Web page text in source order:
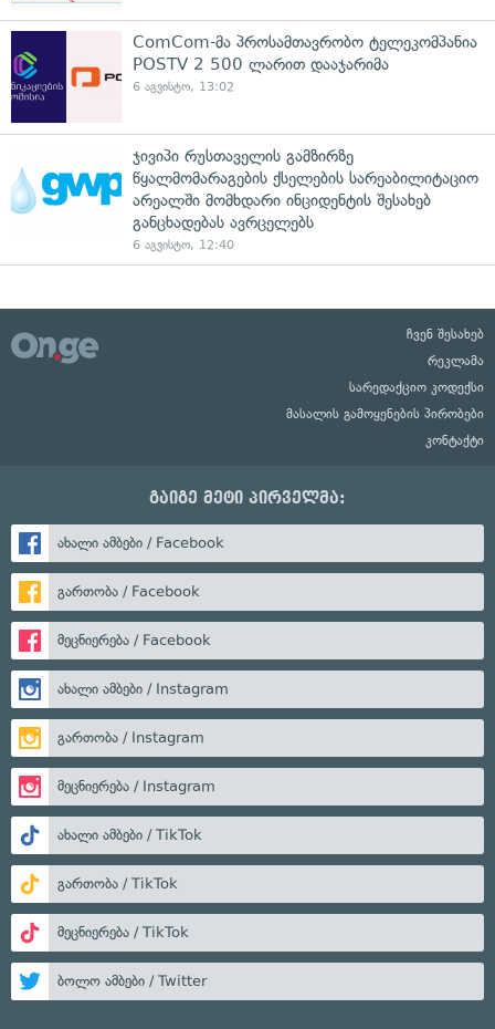
ComCom-მა პროსამთავრობო ტელეკომპანია
POSTV 2 500 ლარით დააჯარიმა
6 აგვისტო, 13:02
ჯივიპი რუსთაველის გამზირზე
წყალმომარაგების ქსელების სარეაბილიტაციო
არეალში მომხდარი ინციდენტის შესახებ
განცხადებას ავრცელებს
6 აგვისტო, 12:40
ჩვენ შესახებ
რეკლამა
სარედაქციო კოდექსი
მასალის გამოყენების პირობები
კონტაქტი
გაიგე მეტი პირველმა:
ახალი ამბები / Facebook
გართობა / Facebook
მეცნიერება / Facebook
ახალი ამბები / Instagram
გართობა / Instagram
მეცნიერება / Instagram
ახალი ამბები / TikTok
გართობა / TikTok
მეცნიერება / TikTok
ბოლო ამბები / Twitter